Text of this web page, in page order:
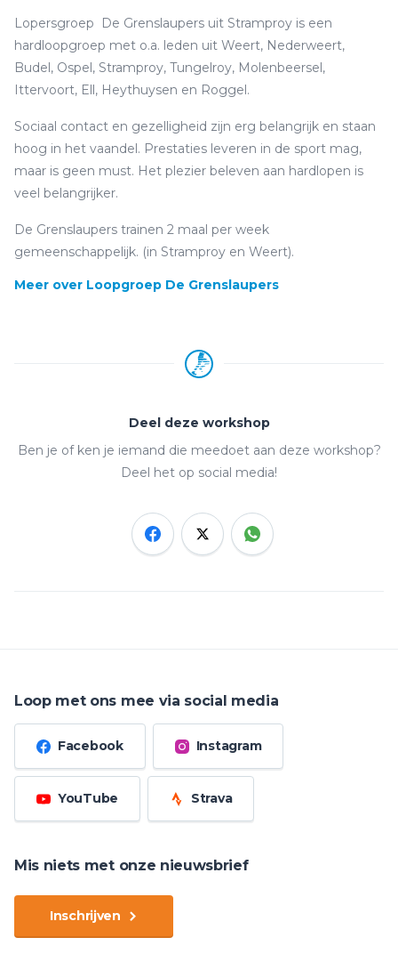
Lopersgroep De Grenslaupers uit Stramproy is een
hardloopgroep met o.a. leden uit Weert, Nederweert,
Budel, Ospel, Stramproy, Tungelroy, Molenbeersel,
Ittervoort, Ell, Heythuysen en Roggel.
Sociaal contact en gezelligheid zijn erg belangrijk en staan
hoog in het vaandel. Prestaties leveren in de sport mag,
maar is geen must. Het plezier beleven aan hardlopen is
veel belangrijker.
De Grenslaupers trainen 2 maal per week
gemeenschappelijk. (in Stramproy en Weert).
Meer over Loopgroep De Grenslaupers
Deel deze workshop
Ben je of ken je iemand die meedoet aan deze workshop?
Deel het op social media!
Loop met ons mee via social media
Facebook Instagram
YouTube Strava
Mis niets met onze nieuwsbrief
Inschrijven